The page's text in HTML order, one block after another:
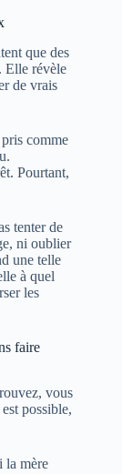
que des
Elle révèle
de vrais
comme
Pourtant,
tenter de
ni oublier
une telle
à quel
les
faire
vous
possible,
la mère